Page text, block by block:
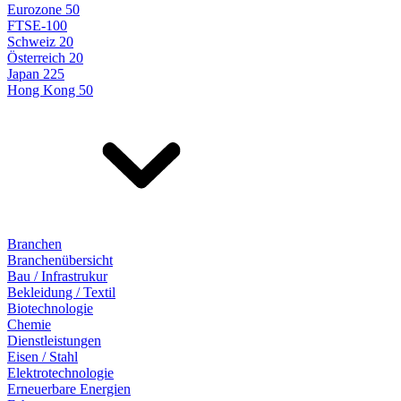
Eurozone 50
FTSE-100
Schweiz 20
Österreich 20
Japan 225
Hong Kong 50
Branchen
Branchenübersicht
Bau / Infrastrukur
Bekleidung / Textil
Biotechnologie
Chemie
Dienstleistungen
Eisen / Stahl
Elektrotechnologie
Erneuerbare Energien